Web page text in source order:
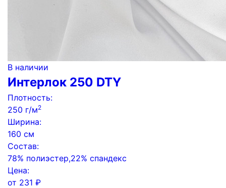
В наличии
Интерлок 250 DTY
Плотность:
250 г/м2
Ширина:
160 см
Состав:
78% полиэстер,22% спандекс
Цена:
от 231 ₽